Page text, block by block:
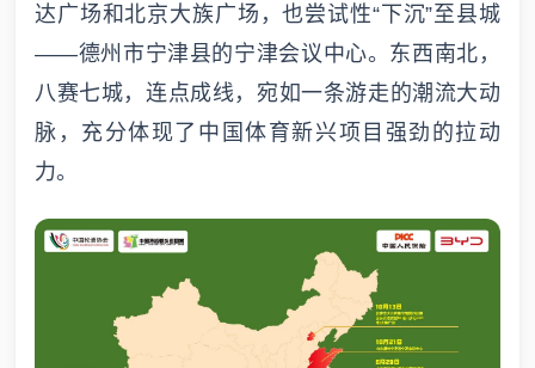
达广场和北京大族广场，也尝试性“下沉”至县城
——德州市宁津县的宁津会议中心。东西南北，
八赛七城，连点成线，宛如一条游走的潮流大动
脉，充分体现了中国体育新兴项目强劲的拉动
力。